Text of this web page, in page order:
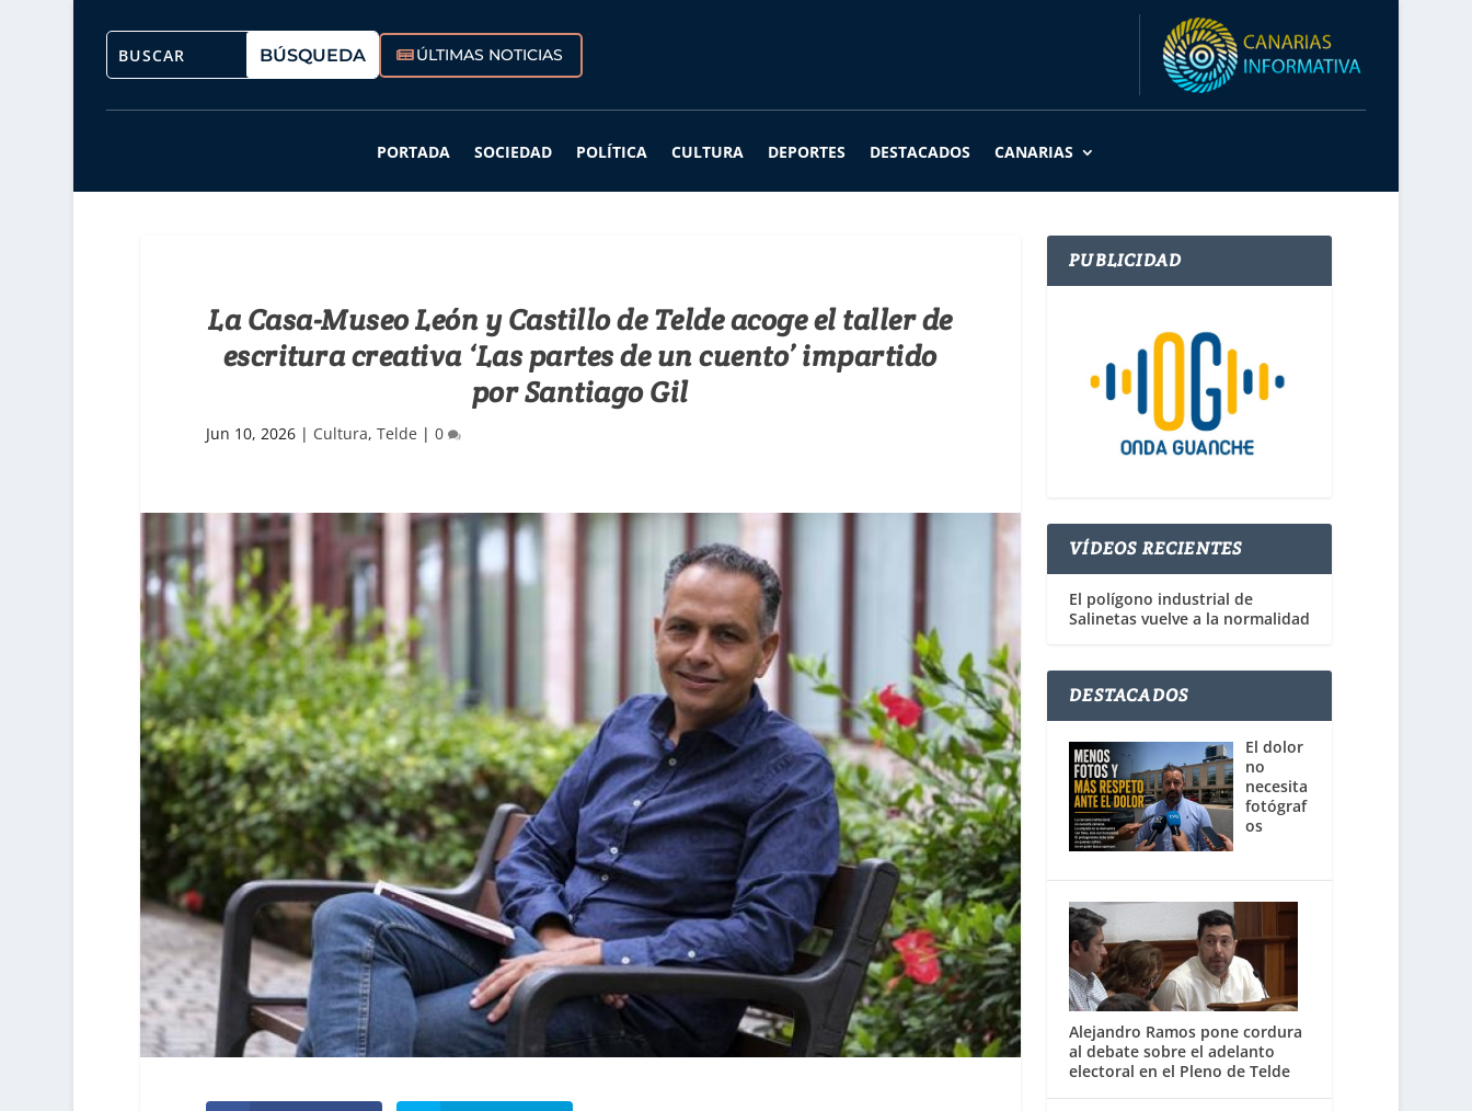
ÚLTIMAS NOTICIAS
PORTADA SOCIEDAD POLÍTICA CULTURA DEPORTES DESTACADOS CANARIAS
La Casa-Museo León y Castillo de Telde acoge el taller de
escritura creativa ‘Las partes de un cuento’ impartido
por Santiago Gil
Jun 10, 2026| Cultura, Telde | 0
PUBLICIDAD
VÍDEOS RECIENTES
El polígono industrial de
Salinetas vuelve a la normalidad
DESTACADOS
El dolor
no
necesita
fotógraf
os
Alejandro Ramos pone cordura
al debate sobre el adelanto
electoral en el Pleno de Telde